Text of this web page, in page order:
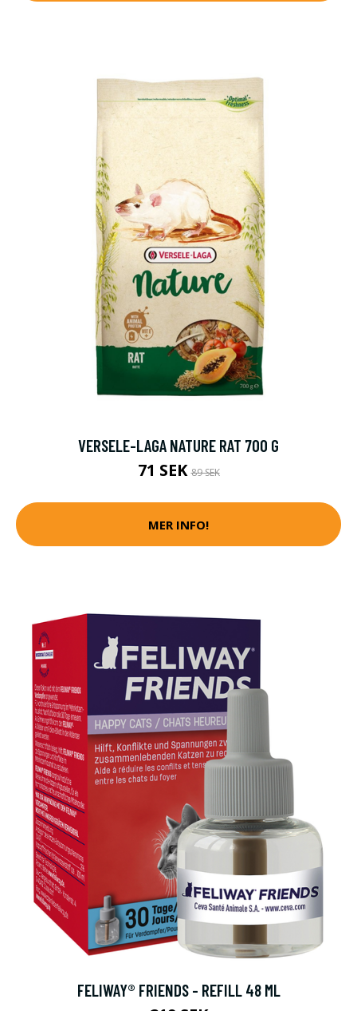
VERSELE-LAGA NATURE RAT 700 G
71 SEK89 SEK
MER INFO!
FELIWAY® FRIENDS - REFILL 48 ML